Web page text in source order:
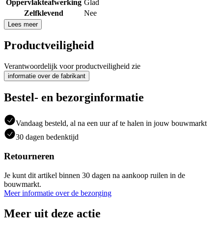
Oppervlakteafwerking Glad
Zelfklevend
Nee
Lees meer
Productveiligheid
Verantwoordelijk voor productveiligheid zie
informatie over de fabrikant
Bestel- en bezorginformatie
Vandaag besteld, al na een uur af te halen in jouw bouwmarkt
30 dagen bedenktijd
Retourneren
Je kunt dit artikel binnen 30 dagen na aankoop ruilen in de
bouwmarkt.
Meer informatie over de bezorging
Meer uit deze actie